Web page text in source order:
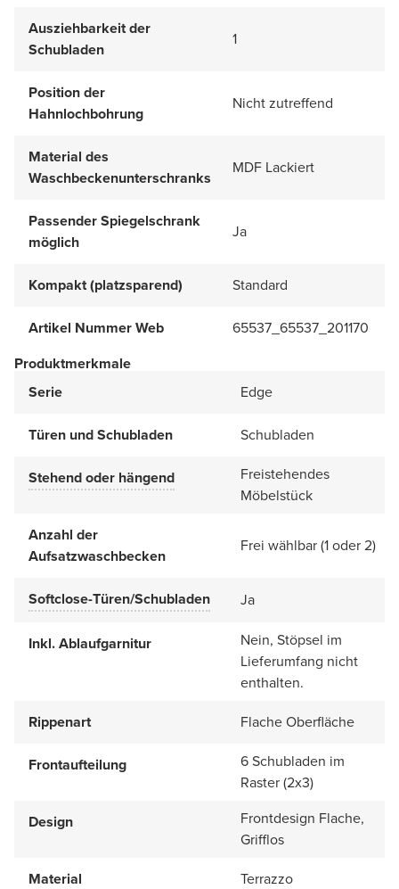
Ausziehbarkeit der
Schubladen
1
Position der
Hahnlochbohrung
Nicht zutreffend
Material des
Waschbeckenunterschranks
MDF Lackiert
Passender Spiegelschrank
möglich
Ja
Kompakt (platzsparend) Standard
Artikel Nummer Web
65537_65537_201170
Produktmerkmale
Serie
Edge
Türen und Schubladen Schubladen
Stehend oder hängend
Freistehendes
Möbelstück
Anzahl der
Aufsatzwaschbecken
Frei wählbar (1 oder 2)
Softclose-Türen/Schubladen Ja
Inkl. Ablaufgarnitur
Nein, Stöpsel im
Lieferumfang nicht
enthalten.
Rippenart
Flache Oberfläche
Frontaufteilung
6 Schubladen im
Raster (2x3)
Design
Frontdesign Flache,
Grifflos
Material
Terrazzo